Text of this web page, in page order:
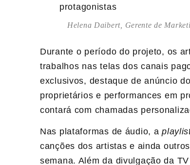
Helena Daibert, Gerente de
Durante o período do projeto, os
trabalhos nas telas dos canais
exclusivos, destaque de anúncio
proprietários e performances em
contará com chamadas
Nas plataformas de áudio, a
canções dos artistas e ainda
semana. Além da divulgação da